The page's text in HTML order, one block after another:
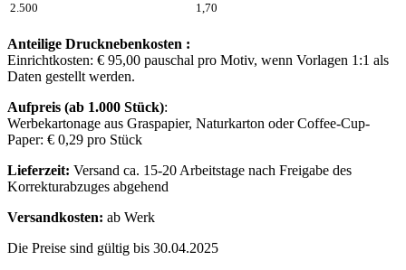
2.500
1,70
Anteilige Drucknebenkosten :
Einrichtkosten: € 95,00 pauschal pro Motiv, wenn Vorlagen 1:1 als
Daten gestellt werden.
Aufpreis (ab 1.000 Stück):
Werbekartonage aus Graspapier, Naturkarton oder Coffee-Cup-
Paper: € 0,29 pro Stück
Lieferzeit: Versand ca. 15-20 Arbeitstage nach Freigabe des
Korrekturabzuges abgehend
Versandkosten: ab Werk
Die Preise sind gültig bis 30.04.2025